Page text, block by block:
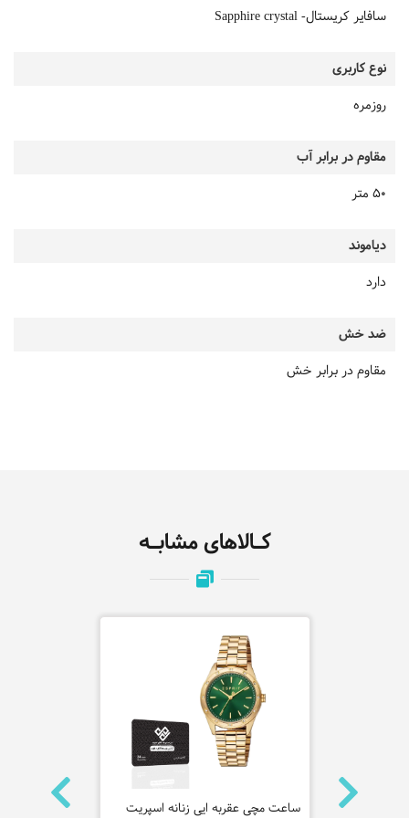
سافایر کریستال- Sapphire crystal
نوع کاربری
روزمره
مقاوم در برابر آب
50 متر
دیاموند
دارد
ضد خش
مقاوم در برابر خش
کـالاهای مشابـه
ساعت مچی
ساعت مچی عقربه ایی زنانه اسپریت